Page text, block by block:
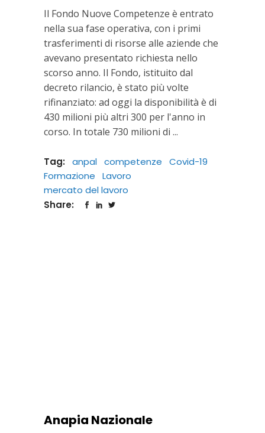
Il Fondo Nuove Competenze è entrato
nella sua fase operativa, con i primi
trasferimenti di risorse alle aziende che
avevano presentato richiesta nello
scorso anno. Il Fondo, istituito dal
decreto rilancio, è stato più volte
rifinanziato: ad oggi la disponibilità è di
430 milioni più altri 300 per l'anno in
corso. In totale 730 milioni di
Tag: anpal competenze
Covid-19
Formazione
Lavoro
mercato del lavoro
Share:
Anapia Nazionale